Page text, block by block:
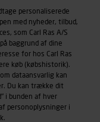
personaliserede
med nyheder, tilbud,
som Carl Ras A/S
baggrund af dine
for hos Carl Ras
køb (købshistorik).
dataansvarlig kan
Du kan trække dit
i bunden af hver
personoplysninger i
.